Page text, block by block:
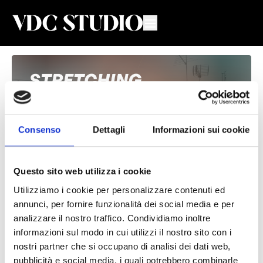
Consenso Dettagli Informazioni sui cookie
Questo sito web utilizza i cookie
Utilizziamo i cookie per personalizzare contenuti ed
annunci, per fornire funzionalità dei social media e per
analizzare il nostro traffico. Condividiamo inoltre
informazioni sul modo in cui utilizzi il nostro sito con i
nostri partner che si occupano di analisi dei dati web,
pubblicità e social media, i quali potrebbero combinarle
Stretching #106
Lezione di Stretching con Valeria